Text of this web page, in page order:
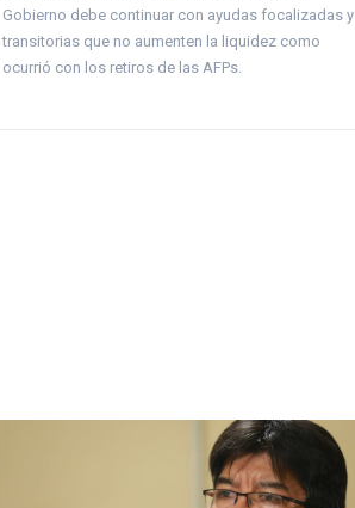
Gobierno debe continuar con ayudas focalizadas y
transitorias que no aumenten la liquidez como
ocurrió con los retiros de las AFPs.